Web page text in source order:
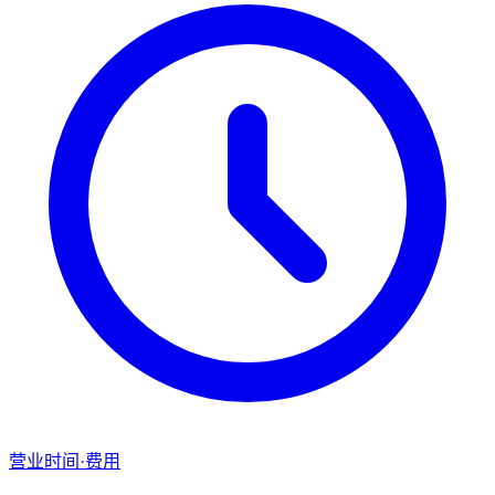
营业时间·费用